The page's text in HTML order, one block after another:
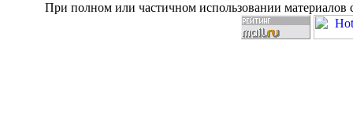
При полном или частичном использовании